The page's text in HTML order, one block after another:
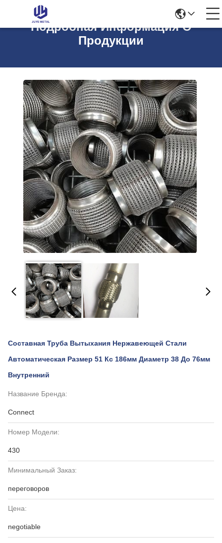
Подробная Информация О
Продукции
Составная Труба Вытыхания Нержавеющей Стали
Автоматическая Размер 51 Кс 186мм Диаметр 38 До 76мм
Внутренний
Название Бренда:
Connect
Номер Модели:
430
Минимальный Заказ:
переговоров
Цена:
negotiable